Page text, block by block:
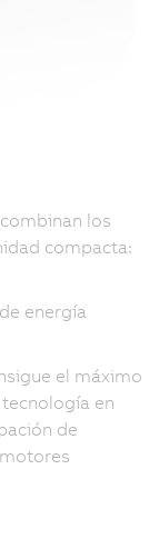
los
compacta:
energía
el máximo
en
de